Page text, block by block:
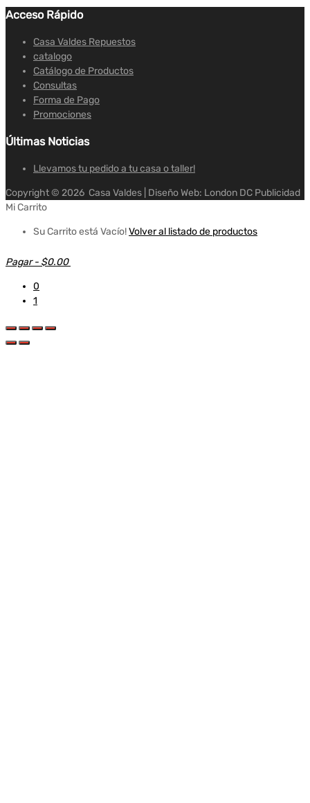
Acceso Rápido
Casa Valdes Repuestos
catalogo
Catálogo de Productos
Consultas
Forma de Pago
Promociones
Últimas Noticias
Llevamos tu pedido a tu casa o taller!
Copyright © 2026 Casa Valdes | Diseño Web: London DC Publicidad
Mi Carrito
Su Carrito está Vacío!Volver al listado de productos
Pagar - $0.00
0
1